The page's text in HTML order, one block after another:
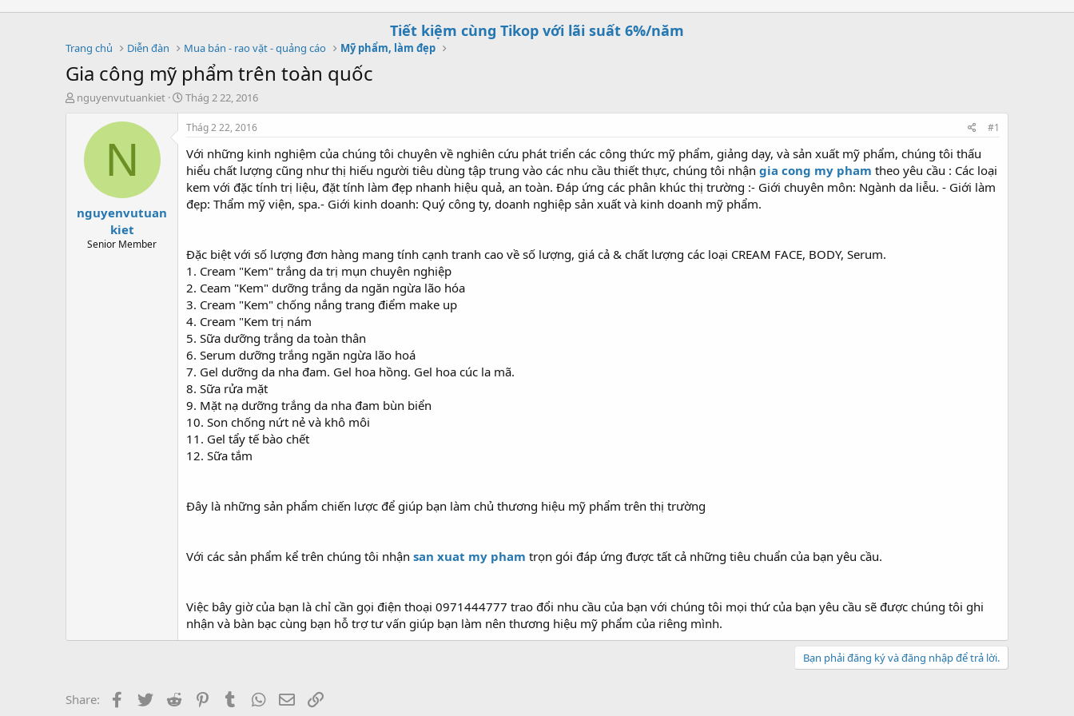
Tiết kiệm cùng Tikop với lãi suất 6%/năm
Trang chủ Diễn đàn Mua bán - rao vặt - quảng cáo Mỹ phẩm, làm đẹp
Gia công mỹ phẩm trên toàn quốc
T
a
nguyenvutuankiet
S
t
a
t
d
a
e
Thág 2 22, 2016
N
nguyenvutuan
kiet
Senior Member
Thág 2 22, 2016 #1
Với những kinh nghiệm của chúng tôi chuyên về nghiên cứu phát triển các công thức mỹ phẩm, giảng dạy, và sản xuất mỹ phẩm, chúng tôi thấu
hiểu chất lượng cũng như thị hiếu người tiêu dùng tập trung vào các nhu cầu thiết thực, chúng tôi nhận gia cong my pham theo yêu cầu : Các loại
kem với đặc tính trị liệu, đặt tính làm đẹp nhanh hiệu quả, an toàn. Đáp ứng các phân khúc thị trường :- Giới chuyên môn: Ngành da liễu. - Giới làm
đẹp: Thẩm mỹ viện, spa.- Giới kinh doanh: Quý công ty, doanh nghiệp sản xuất và kinh doanh mỹ phẩm.
Đặc biệt với số lượng đơn hàng mang tính cạnh tranh cao về số lượng, giá cả & chất lượng các loại CREAM FACE, BODY, Serum.
1. Cream "Kem" trắng da trị mụn chuyên nghiệp
2. Ceam "Kem" dưỡng trắng da ngăn ngừa lão hóa
3. Cream "Kem" chống nắng trang điểm make up
4. Cream "Kem trị nám
5. Sữa dưỡng trắng da toàn thân
6. Serum dưỡng trắng ngăn ngừa lão hoá
7. Gel dưỡng da nha đam. Gel hoa hồng. Gel hoa cúc la mã.
8. Sữa rửa mặt
9. Mặt nạ dưỡng trắng da nha đam bùn biển
10. Son chống nứt nẻ và khô môi
11. Gel tẩy tế bào chết
12. Sữa tắm
Đây là những sản phẩm chiến lược để giúp bạn làm chủ thương hiệu mỹ phẩm trên thị trường
Với các sản phẩm kể trên chúng tôi nhận san xuat my pham trọn gói đáp ứng được tất cả những tiêu chuẩn của bạn yêu cầu.
Việc bây giờ của bạn là chỉ cần gọi điện thoại 0971444777 trao đổi nhu cầu của bạn với chúng tôi mọi thứ của bạn yêu cầu sẽ được chúng tôi ghi
nhận và bàn bạc cùng bạn hỗ trợ tư vấn giúp bạn làm nên thương hiệu mỹ phẩm của riêng mình.
Bạn phải đăng ký và đăng nhập để trả lời.
Share: Facebook
Twitter Reddit PinterestTumblrWhatsApp
Email